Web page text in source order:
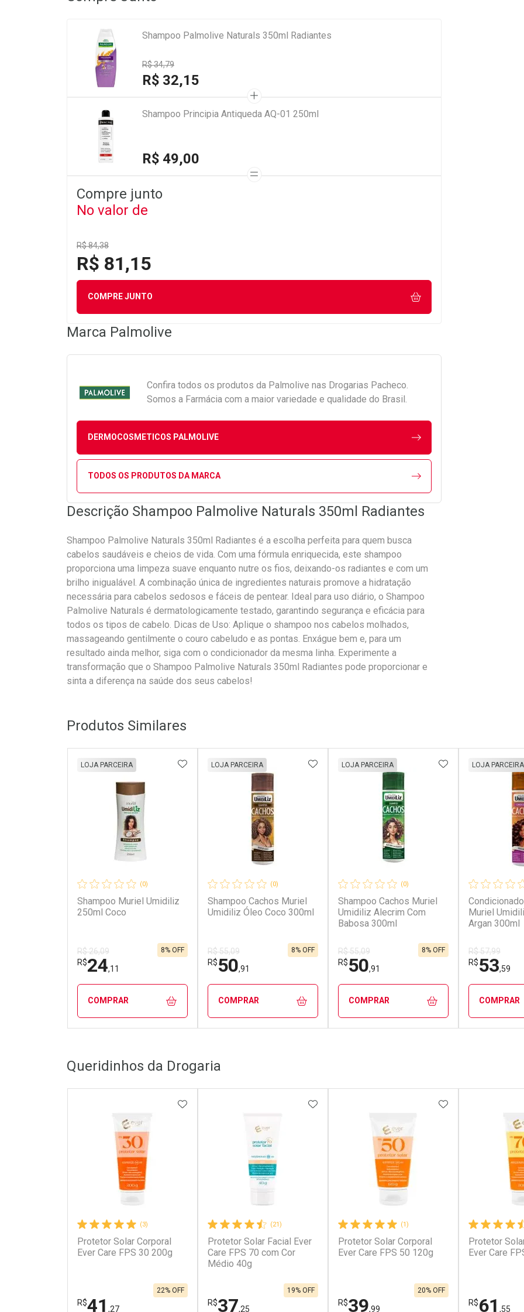
Shampoo Palmolive Naturals 350ml Radiantes
R$ 34,79
R$ 32,15
Shampoo Principia Antiqueda AQ-01 250ml
R$ 49,00
Compre junto
No valor de
R$ 84,38
R$ 81,15
COMPRE JUNTO
Marca Palmolive
Confira todos os produtos da Palmolive nas Drogarias Pacheco.
Somos a Farmácia com a maior variedade e qualidade do Brasil.
DERMOCOSMETICOS PALMOLIVE
TODOS OS PRODUTOS DA MARCA
Descrição Shampoo Palmolive Naturals 350ml Radiantes
Shampoo Palmolive Naturals 350ml Radiantes é a escolha perfeita para quem busca
cabelos saudáveis e cheios de vida. Com uma fórmula enriquecida, este shampoo
proporciona uma limpeza suave enquanto nutre os fios, deixando-os radiantes e com um
brilho inigualável. A combinação única de ingredientes naturais promove a hidratação
necessária para cabelos sedosos e fáceis de pentear. Ideal para uso diário, o Shampoo
Palmolive Naturals é dermatologicamente testado, garantindo segurança e eficácia para
todos os tipos de cabelo. Dicas de Uso: Aplique o shampoo nos cabelos molhados,
massageando gentilmente o couro cabeludo e as pontas. Enxágue bem e, para um
resultado ainda melhor, siga com o condicionador da mesma linha. Experimente a
transformação que o Shampoo Palmolive Naturals 350ml Radiantes pode proporcionar e
sinta a diferença na saúde dos seus cabelos!
Produtos Similares
(0)
Shampoo Muriel Umidiliz
250ml Coco
LOJA PARCEIRA
R$ 26,09
R$24,11
8% OFF
ADICIONAR AOS FAVORITOS
COMPRAR
Laboratório
Ativar Desconto
Por Menos
Por R$ 24,11/cada
(0)
Shampoo Cachos Muriel
Umidiliz Óleo Coco 300ml
LOJA PARCEIRA
R$ 55,09
R$50,91
8% OFF
ADICIONAR AOS FAVORITOS
COMPRAR
Laboratório
Ativar Desconto
Por Menos
Por R$ 50,91/cada
(0)
Shampoo Cachos Muriel
Umidiliz Alecrim Com
Babosa 300ml
LOJA PARCEIRA
R$ 55,09
R$50,91
8% OFF
ADICIONAR AOS
COMPRAR
Ativar Desconto
Por R$ 50,91/cada
Muriel
Argan 300ml
LOJA PARCEIRA
R$ 57,99
R$53,59
COMPRAR
Ativar
Por R$
Queridinhos da Drogaria
(3)
Protetor Solar Corporal
Ever Care FPS 30 200g
R$41 ,27
22% OFF
ADICIONAR AOS FAVORITOS
(21)
Protetor Solar Facial Ever
Care FPS 70 com Cor
Médio 40g
R$37,25
19% OFF
ADICIONAR AOS FAVORITOS
(1)
Protetor Solar Corporal
Ever Care FPS 50 120g
R$39,99
20% OFF
ADICIONAR AOS
Protetor
Ever Care
R$61 ,55